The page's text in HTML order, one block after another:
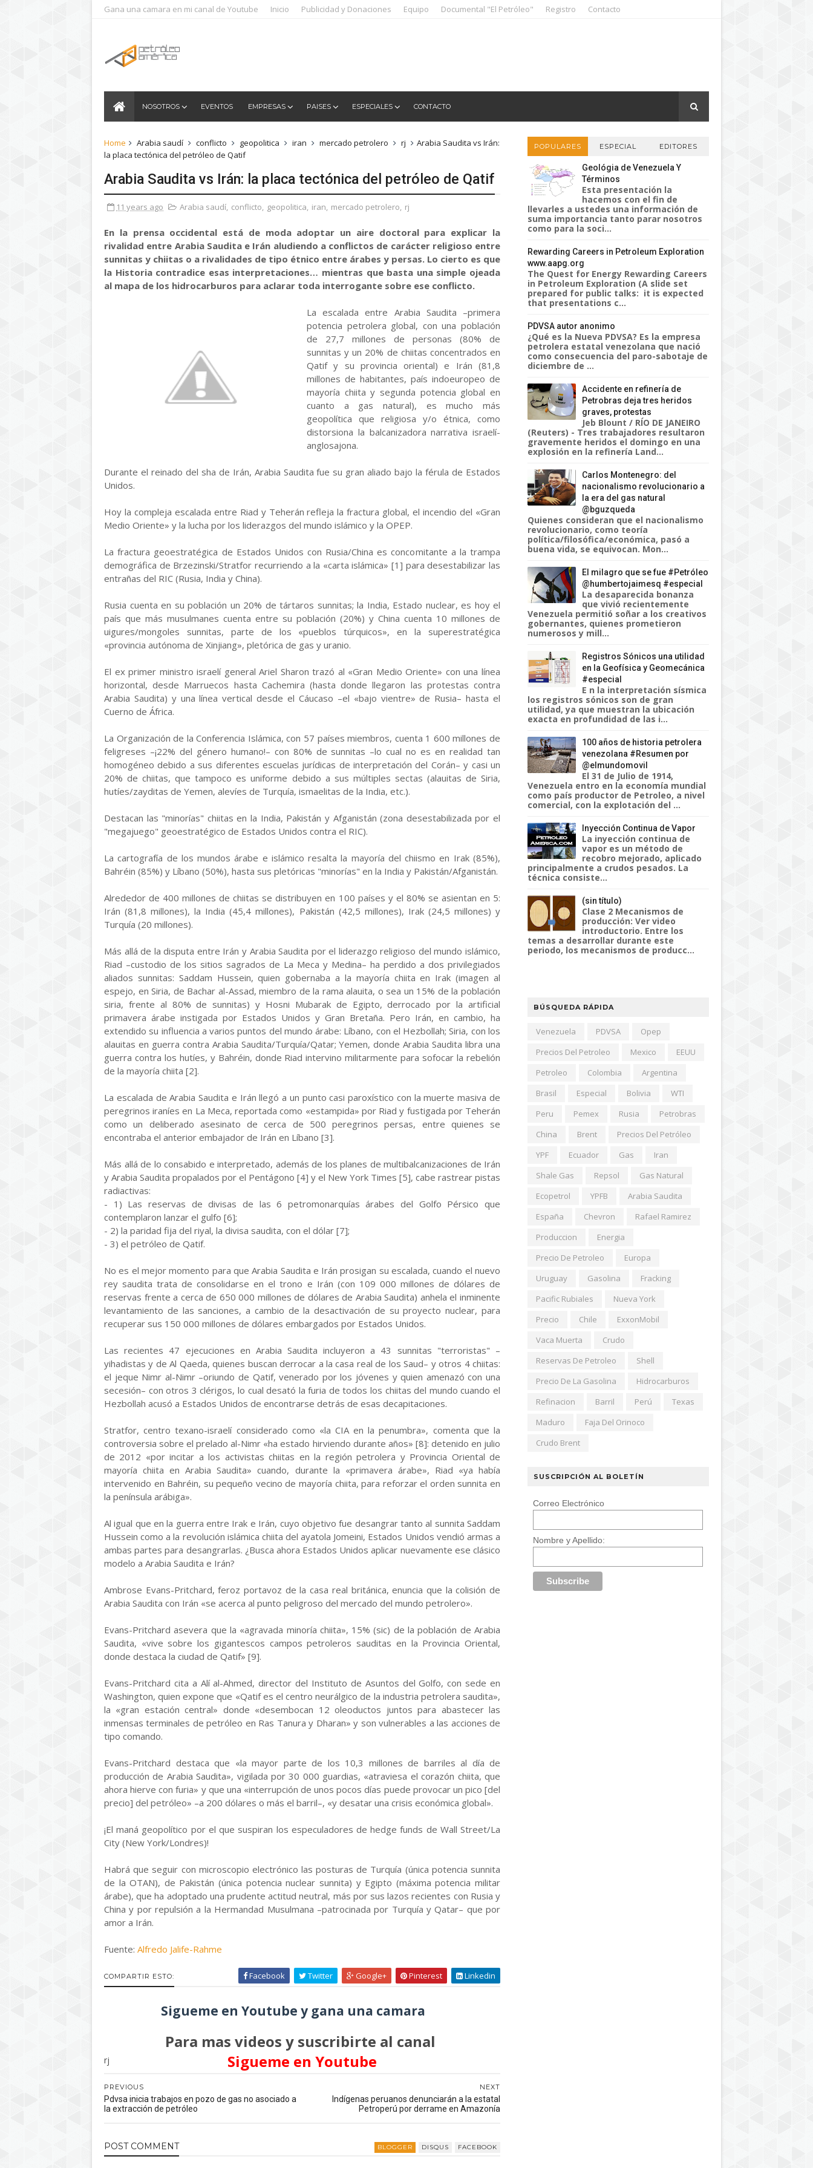
Gana una camara en mi canal de Youtube Inicio Publicidad y Donaciones Equipo Documental "El Petróleo" Registro Contacto
NOSOTROS EVENTOS EMPRESAS PAISES ESPECIALES CONTACTO
Home Arabia saudí conflicto geopolitica iran mercado petrolero rj
Arabia Saudita vs Irán:
la placa tectónica del petróleo de Qatif
Arabia Saudita vs Irán: la placa tectónica del petróleo de Qatif
11 years ago Arabia saudí, conflicto, geopolitica, iran, mercado petrolero, rj
En la prensa occidental está de moda adoptar un aire doctoral para explicar la
rivalidad entre Arabia Saudita e Irán aludiendo a conflictos de carácter religioso entre
sunnitas y chiitas o a rivalidades de tipo étnico entre árabes y persas. Lo cierto es que
la Historia contradice esas interpretaciones… mientras que basta una simple ojeada
al mapa de los hidrocarburos para aclarar toda interrogante sobre ese conflicto.
La escalada entre Arabia Saudita –primera
potencia petrolera global, con una población
de 27,7 millones de personas (80% de
sunnitas y un 20% de chiitas concentrados en
Qatif y su provincia oriental) e Irán (81,8
millones de habitantes, país indoeuropeo de
mayoría chiita y segunda potencia global en
cuanto a gas natural), es mucho más
geopolítica que religiosa y/o étnica, como
distorsiona la balcanizadora narrativa israelí-
anglosajona.
Durante el reinado del sha de Irán, Arabia Saudita fue su gran aliado bajo la férula de Estados
Unidos.
Hoy la compleja escalada entre Riad y Teherán refleja la fractura global, el incendio del «Gran
Medio Oriente» y la lucha por los liderazgos del mundo islámico y la OPEP.
La fractura geoestratégica de Estados Unidos con Rusia/China es concomitante a la trampa
demográfica de Brzezinski/Stratfor recurriendo a la «carta islámica» [1] para desestabilizar las
entrañas del RIC (Rusia, India y China).
Rusia cuenta en su población un 20% de tártaros sunnitas; la India, Estado nuclear, es hoy el
país que más musulmanes cuenta entre su población (20%) y China cuenta 10 millones de
uigures/mongoles sunnitas, parte de los «pueblos túrquicos», en la superestratégica
«provincia autónoma de Xinjiang», pletórica de gas y uranio.
El ex primer ministro israelí general Ariel Sharon trazó al «Gran Medio Oriente» con una línea
horizontal, desde Marruecos hasta Cachemira (hasta donde llegaron las protestas contra
Arabia Saudita) y una línea vertical desde el Cáucaso –el «bajo vientre» de Rusia– hasta el
Cuerno de África.
La Organización de la Conferencia Islámica, con 57 países miembros, cuenta 1 600 millones de
feligreses –¡22% del género humano!– con 80% de sunnitas –lo cual no es en realidad tan
homogéneo debido a sus diferentes escuelas jurídicas de interpretación del Corán– y casi un
20% de chiitas, que tampoco es uniforme debido a sus múltiples sectas (alauitas de Siria,
hutíes/zayditas de Yemen, alevíes de Turquía, ismaelitas de la India, etc.).
Destacan las "minorías" chiitas en la India, Pakistán y Afganistán (zona desestabilizada por el
"megajuego" geoestratégico de Estados Unidos contra el RIC).
La cartografía de los mundos árabe e islámico resalta la mayoría del chiismo en Irak (85%),
Bahréin (85%) y Líbano (50%), hasta sus pletóricas "minorías" en la India y Pakistán/Afganistán.
Alrededor de 400 millones de chiitas se distribuyen en 100 países y el 80% se asientan en 5:
Irán (81,8 millones), la India (45,4 millones), Pakistán (42,5 millones), Irak (24,5 millones) y
Turquía (20 millones).
Más allá de la disputa entre Irán y Arabia Saudita por el liderazgo religioso del mundo islámico,
Riad –custodio de los sitios sagrados de La Meca y Medina– ha perdido a dos privilegiados
aliados sunnitas: Saddam Hussein, quien gobernaba a la mayoría chiita en Irak (imagen al
espejo, en Siria, de Bachar al-Assad, miembro de la rama alauita, o sea un 15% de la población
siria, frente al 80% de sunnitas) y Hosni Mubarak de Egipto, derrocado por la artificial
primavera árabe instigada por Estados Unidos y Gran Bretaña. Pero Irán, en cambio, ha
extendido su influencia a varios puntos del mundo árabe: Líbano, con el Hezbollah; Siria, con los
alauitas en guerra contra Arabia Saudita/Turquía/Qatar; Yemen, donde Arabia Saudita libra una
guerra contra los hutíes, y Bahréin, donde Riad intervino militarmente para sofocar la rebelión
de la mayoría chiita [2].
La escalada de Arabia Saudita e Irán llegó a un punto casi paroxístico con la muerte masiva de
peregrinos iraníes en La Meca, reportada como «estampida» por Riad y fustigada por Teherán
como un deliberado asesinato de cerca de 500 peregrinos persas, entre quienes se
encontraba el anterior embajador de Irán en Líbano [3].
Más allá de lo consabido e interpretado, además de los planes de multibalcanizaciones de Irán
y Arabia Saudita propalados por el Pentágono [4] y el New York Times [5], cabe rastrear pistas
radiactivas:
- 1) Las reservas de divisas de las 6 petromonarquías árabes del Golfo Pérsico que
contemplaron lanzar el gulfo [6];
- 2) la paridad fija del riyal, la divisa saudita, con el dólar [7];
- 3) el petróleo de Qatif.
No es el mejor momento para que Arabia Saudita e Irán prosigan su escalada, cuando el nuevo
rey saudita trata de consolidarse en el trono e Irán (con 109 000 millones de dólares de
reservas frente a cerca de 650 000 millones de dólares de Arabia Saudita) anhela el inminente
levantamiento de las sanciones, a cambio de la desactivación de su proyecto nuclear, para
recuperar sus 150 000 millones de dólares embargados por Estados Unidos.
Las recientes 47 ejecuciones en Arabia Saudita incluyeron a 43 sunnitas "terroristas" –
yihadistas y de Al Qaeda, quienes buscan derrocar a la casa real de los Saud– y otros 4 chiitas:
el jeque Nimr al-Nimr –oriundo de Qatif, venerado por los jóvenes y quien amenazó con una
secesión– con otros 3 clérigos, lo cual desató la furia de todos los chiitas del mundo cuando el
Hezbollah acusó a Estados Unidos de encontrarse detrás de esas decapitaciones.
Stratfor, centro texano-israelí considerado como «la CIA en la penumbra», comenta que la
controversia sobre el prelado al-Nimr «ha estado hirviendo durante años» [8]: detenido en julio
de 2012 «por incitar a los activistas chiitas en la región petrolera y Provincia Oriental de
mayoría chiita en Arabia Saudita» cuando, durante la «primavera árabe», Riad «ya había
intervenido en Bahréin, su pequeño vecino de mayoría chiita, para reforzar el orden sunnita en
la península arábiga».
Al igual que en la guerra entre Irak e Irán, cuyo objetivo fue desangrar tanto al sunnita Saddam
Hussein como a la revolución islámica chiita del ayatola Jomeini, Estados Unidos vendió armas a
ambas partes para desangrarlas. ¿Busca ahora Estados Unidos aplicar nuevamente ese clásico
modelo a Arabia Saudita e Irán?
Ambrose Evans-Pritchard, feroz portavoz de la casa real británica, enuncia que la colisión de
Arabia Saudita con Irán «se acerca al punto peligroso del mercado del mundo petrolero».
Evans-Pritchard asevera que la «agravada minoría chiita», 15% (sic) de la población de Arabia
Saudita, «vive sobre los gigantescos campos petroleros sauditas en la Provincia Oriental,
donde destaca la ciudad de Qatif» [9].
Evans-Pritchard cita a Alí al-Ahmed, director del Instituto de Asuntos del Golfo, con sede en
Washington, quien expone que «Qatif es el centro neurálgico de la industria petrolera saudita»,
la «gran estación central» donde «desembocan 12 oleoductos juntos para abastecer las
inmensas terminales de petróleo en Ras Tanura y Dharan» y son vulnerables a las acciones de
tipo comando.
Evans-Pritchard destaca que «la mayor parte de los 10,3 millones de barriles al día de
producción de Arabia Saudita», vigilada por 30 000 guardias, «atraviesa el corazón chiita, que
ahora hierve con furia» y que una «interrupción de unos pocos días puede provocar un pico [del
precio] del petróleo» –a 200 dólares o más el barril–, «y desatar una crisis económica global».
¡El maná geopolítico por el que suspiran los especuladores de hedge funds de Wall Street/La
City (New York/Londres)!
Habrá que seguir con microscopio electrónico las posturas de Turquía (única potencia sunnita
de la OTAN), de Pakistán (única potencia nuclear sunnita) y Egipto (máxima potencia militar
árabe), que ha adoptado una prudente actitud neutral, más por sus lazos recientes con Rusia y
China y por repulsión a la Hermandad Musulmana –patrocinada por Turquía y Qatar– que por
amor a Irán.
Fuente: Alfredo Jalife-Rahme
COMPARTIR ESTO: Facebook Twitter Google+ Pinterest Linkedin
Sigueme en Youtube y gana una camara
Para mas videos y suscribirte al canal
Sigueme en Youtube
rj
NEXT
Indígenas peruanos denunciarán a la estatal
Petroperú por derrame en Amazonía
PREVIOUS
Pdvsa inicia trabajos en pozo de gas no asociado a
la extracción de petróleo
POST COMMENT BLOGGER DISQUS FACEBOOK
POPULARES ESPECIAL EDITORES
Geológia de Venezuela Y
Términos
Esta presentación la
hacemos con el fin de
llevarles a ustedes una información de
suma importancia tanto parar nosotros
como para la soci...
Rewarding Careers in Petroleum Exploration
www.aapg.org
The Quest for Energy Rewarding Careers
in Petroleum Exploration (A slide set
prepared for public talks: it is expected
that presentations c...
PDVSA autor anonimo
¿Qué es la Nueva PDVSA? Es la empresa
petrolera estatal venezolana que nació
como consecuencia del paro-sabotaje de
diciembre de ...
Accidente en refinería de
Petrobras deja tres heridos
graves, protestas
Jeb Blount / RÍO DE JANEIRO
(Reuters) - Tres trabajadores resultaron
gravemente heridos el domingo en una
explosión en la refinería Land...
Carlos Montenegro: del
nacionalismo revolucionario a
la era del gas natural
@bguzqueda
Quienes consideran que el nacionalismo
revolucionario, como teoría
política/filosófica/económica, pasó a
buena vida, se equivocan. Mon...
El milagro que se fue #Petróleo
@humbertojaimesq #especial
La desaparecida bonanza
que vivió recientemente
Venezuela permitió soñar a los creativos
gobernantes, quienes prometieron
numerosos y mill...
Registros Sónicos una utilidad
en la Geofísica y Geomecánica
#especial
E n la interpretación sísmica
los registros sónicos son de gran
utilidad, ya que muestran la ubicación
exacta en profundidad de las i...
100 años de historia petrolera
venezolana #Resumen por
@elmundomovil
El 31 de Julio de 1914,
Venezuela entro en la economía mundial
como país productor de Petroleo, a nivel
comercial, con la explotación del ...
Inyección Continua de Vapor
La inyección continua de
vapor es un método de
recobro mejorado, aplicado
principalmente a crudos pesados. La
técnica consiste...
(sin título)
Clase 2 Mecanismos de
producción: Ver video
introductorio. Entre los
temas a desarrollar durante este
periodo, los mecanismos de producc...
BÚSQUEDA RÁPIDA
Venezuela PDVSA
Opep
Precios Del Petroleo
Mexico
EEUU
Petroleo
Colombia
Argentina
Brasil
Especial Bolivia
WTI
Peru
Pemex Rusia
Petrobras
China
Brent
Precios Del Petróleo
YPF
Ecuador Gas
Iran
Shale Gas
Repsol
Gas Natural
Ecopetrol
YPFB
Arabia Saudita
España
Chevron
Rafael Ramirez
Produccion
Energia
Precio De Petroleo
Europa
Uruguay
Gasolina
Fracking
Pacific Rubiales
Nueva York
Precio
Chile
ExxonMobil
Vaca Muerta
Crudo
Reservas De Petroleo
Shell
Precio De La Gasolina
Hidrocarburos
Refinacion
Barril Perú
Texas
Maduro
Faja Del Orinoco
Crudo Brent
SUSCRIPCIÓN AL BOLETÍN
Correo Electrónico
Nombre y Apellido: